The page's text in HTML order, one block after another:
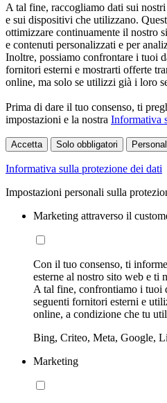
A tal fine, raccogliamo dati sui
e sui dispositivi che utilizzano.
ottimizzare continuamente il nostro
e contenuti personalizzati e per
Inoltre, possiamo confrontare i tuoi
fornitori esterni e mostrarti offerte
online, ma solo se utilizzi già i loro
Prima di dare il tuo consenso, ti
impostazioni e la nostra Informativa
Accetta Solo obbligatori
Informativa sulla protezione dei dati
Impostazioni personali sulla
Marketing attraverso il
Con il tuo consenso, ti
esterne al nostro sito web e ti
A tal fine, confrontiamo i tuoi
seguenti fornitori esterni e
online, a condizione che tu
Bing, Criteo, Meta, Google,
Marketing